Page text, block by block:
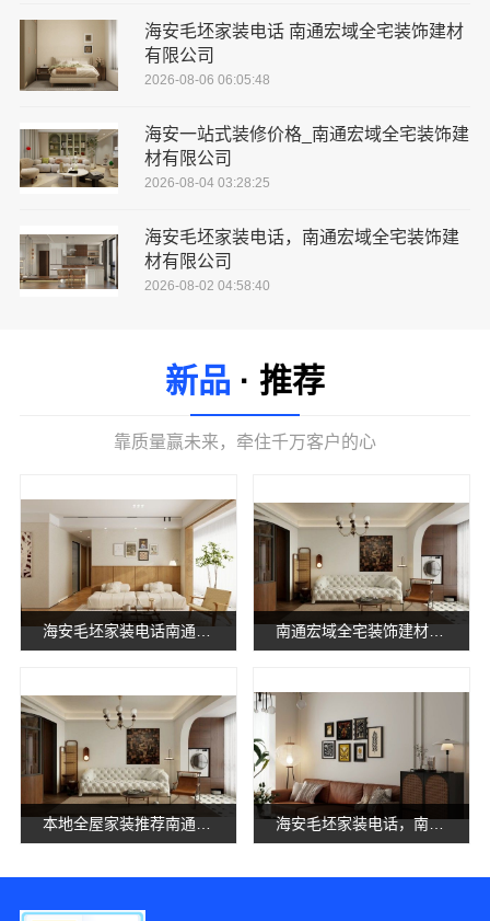
海安毛坯家装电话 南通宏域全宅装饰建材
有限公司
2026-08-06 06:05:48
海安一站式装修价格_南通宏域全宅装饰建
材有限公司
2026-08-04 03:28:25
海安毛坯家装电话，南通宏域全宅装饰建
材有限公司
2026-08-02 04:58:40
新品 · 推荐
靠质量赢未来，牵住千万客户的心
海安毛坯家装电话南通宏域全宅装饰建材有限公司 南通宏域全宅装饰建材有限公司南通海安毛坯装饰公司设计
本地全屋家装推荐南通宏域全宅装饰建材有限公司 海安毛坯家装电话，南通宏域全宅装饰建材有限公司专业解答